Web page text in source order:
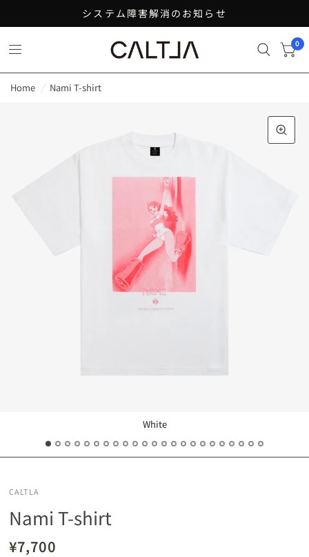
システム障害解消のお知らせ
0
Home / Nami T-shirt
White
CALTLA
Nami T-shirt
¥7,700